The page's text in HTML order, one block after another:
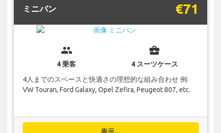
ミニバン €71
group
4 乗客
business_center
4 スーツケース
4人までのスペースと快適さの理想的な組み合わせ 例:
VW Touran, Ford Galaxy, Opel Zefira, Peugeot 807, etc.